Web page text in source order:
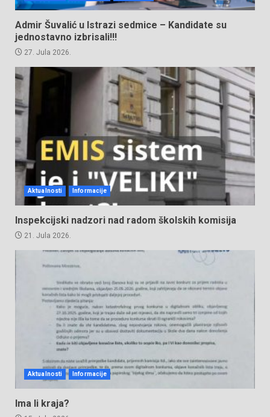
Admir Šuvalić u Istrazi sedmice – Kandidate su
jednostavno izbrisali!!!
27. Jula 2026.
Aktualnosti Informacije
Inspekcijski nadzori nad radom školskih komisija
21. Jula 2026.
Aktualnosti Informacije
Ima li kraja?